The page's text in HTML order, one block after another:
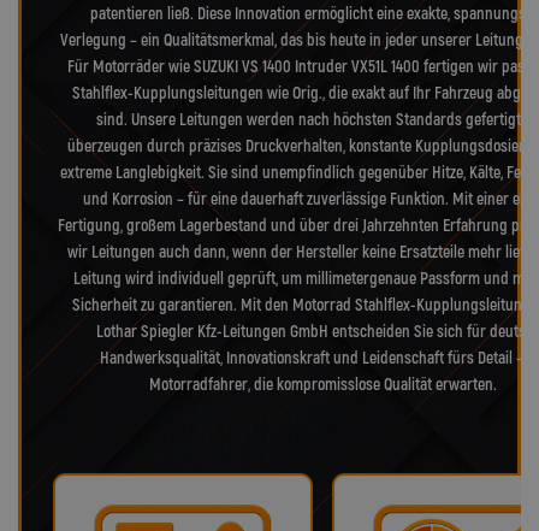
patentieren ließ. Diese Innovation ermöglicht eine exakte,
Verlegung – ein Qualitätsmerkmal, das bis heute in jeder unserer
Für Motorräder wie SUZUKI VS 1400 Intruder VX51L 1400 fertigen wir
Stahlflex-Kupplungsleitungen wie Orig., die exakt auf Ihr Fahrzeug
sind. Unsere Leitungen werden nach höchsten Standards gefertigt
überzeugen durch präzises Druckverhalten, konstante
extreme Langlebigkeit. Sie sind unempfindlich gegenüber Hitze, Kälte,
und Korrosion – für eine dauerhaft zuverlässige Funktion. Mit einer
Fertigung, großem Lagerbestand und über drei Jahrzehnten Erfahrung
wir Leitungen auch dann, wenn der Hersteller keine Ersatzteile mehr
Leitung wird individuell geprüft, um millimetergenaue Passform und
Sicherheit zu garantieren. Mit den Motorrad Stahlflex-
Lothar Spiegler Kfz-Leitungen GmbH entscheiden Sie sich für
Handwerksqualität, Innovationskraft und Leidenschaft fürs Detail –
Motorradfahrer, die kompromisslose Qualität erwarten.